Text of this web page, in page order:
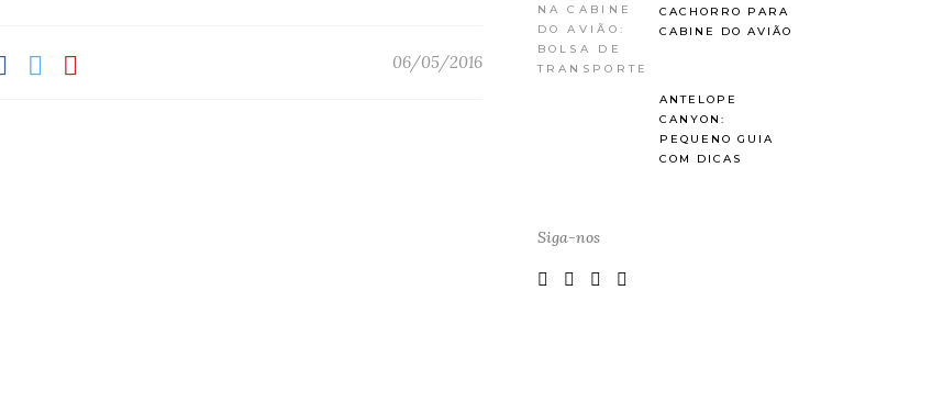
06/05/2016
CACHORRO PARA
CABINE DO AVIÃO
ANTELOPE
CANYON:
PEQUENO GUIA
COM DICAS
Siga-nos